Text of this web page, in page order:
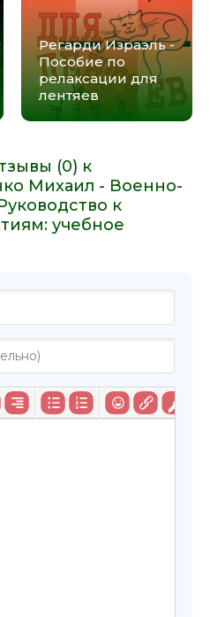
Регарди Израэль -
Пособие по
релаксации для
лентяев
(0) к
Михаил - Военно-
к
учебное